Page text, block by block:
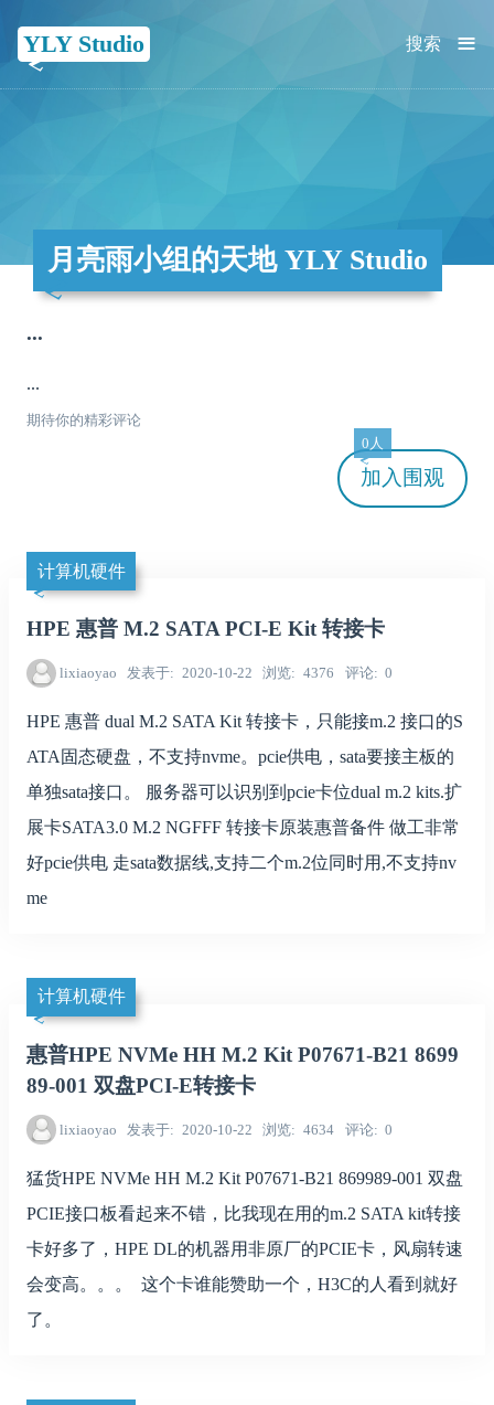
YLY Studio ≡
搜索
月亮雨小组的天地 YLY Studio
...
...
期待你的精彩评论
加入
0人
围观
计算机硬件
HPE 惠普 M.2 SATA PCI-E Kit 转接卡
lixiaoyao 发表于 2020-10-22 浏览 4376 评论 0
HPE 惠普 dual M.2 SATA Kit 转接卡，只能接m.2 接口的S
ATA固态硬盘，不支持nvme。pcie供电，sata要接主板的
单独sata接口。 服务器可以识别到pcie卡位dual m.2 kits.扩
展卡SATA3.0 M.2 NGFFF 转接卡原装惠普备件 做工非常
好pcie供电 走sata数据线,支持二个m.2位同时用,不支持nv
me
计算机硬件
惠普HPE NVMe HH M.2 Kit P07671-B21 8699
89-001 双盘PCI-E转接卡
lixiaoyao 发表于 2020-10-22 浏览 4634 评论 0
猛货HPE NVMe HH M.2 Kit P07671-B21 869989-001 双盘
PCIE接口板看起来不错，比我现在用的m.2 SATA kit转接
卡好多了，HPE DL的机器用非原厂的PCIE卡，风扇转速
会变高。。。 这个卡谁能赞助一个，H3C的人看到就好
了。